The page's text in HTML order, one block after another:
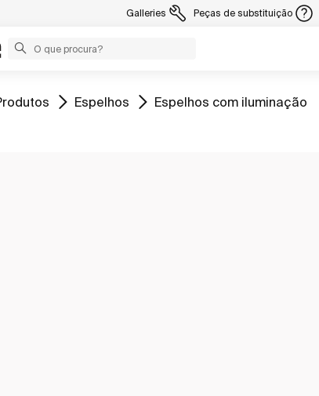
Galleries Peças de substituição
para Ir para
Espelhos Ir para
Espelhos com iluminação